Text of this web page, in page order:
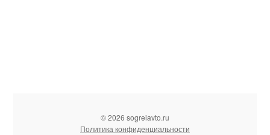
© 2026 sogreiavto.ru
Политика конфиденциальности